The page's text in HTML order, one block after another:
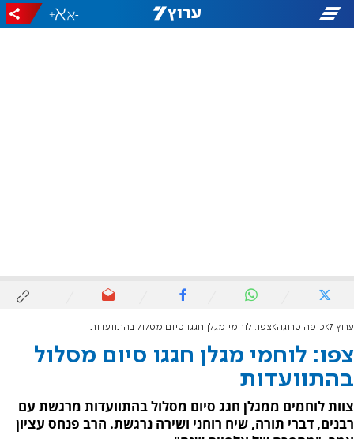
-
+
ערוץ 7 כיפה סרוגה צפו: לוחמי מגלן חגגו סיום מסלול בהתוועדות
צפו: לוחמי מגלן חגגו סיום מסלול
בהתוועדות
צוות לוחמים ממגלן חגג סיום מסלול בהתוועדות מרגשת עם
רבנים, דברי תורה, שיח רוחני ושירה נרגשת. הרב פנחס עציון